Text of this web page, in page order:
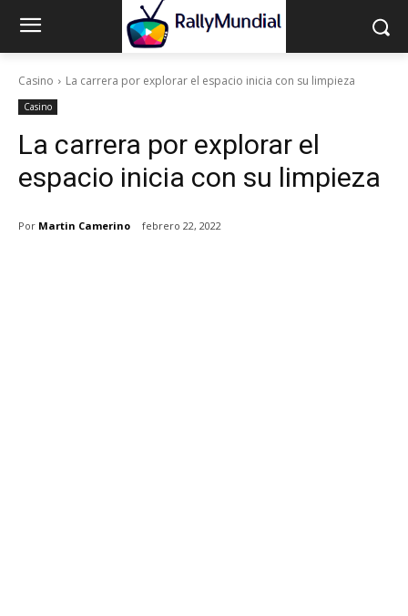
Casino La carrera por explorar el espacio inicia con su limpieza
Casino
La carrera por explorar el
espacio inicia con su limpieza
Por Martin Camerino febrero 22, 2022